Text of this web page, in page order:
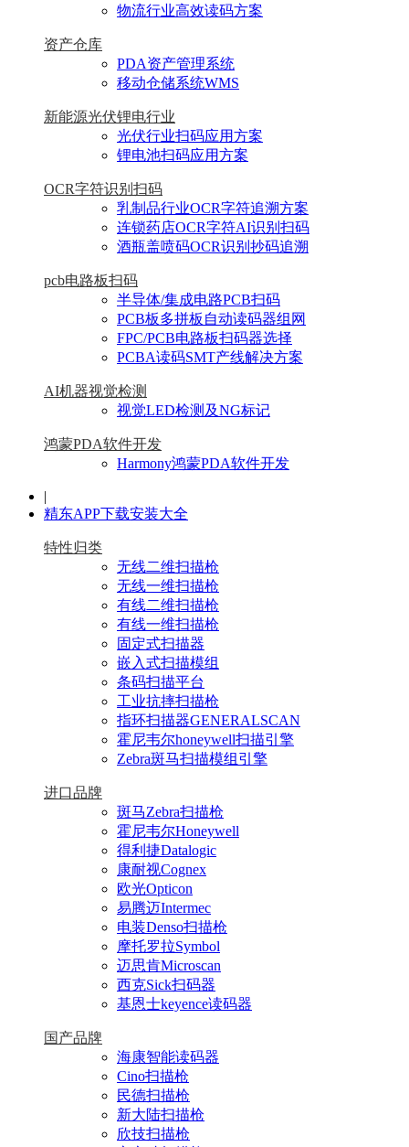
物流行业高效读码方案
资产仓库
PDA资产管理系统
移动仓储系统WMS
新能源光伏锂电行业
光伏行业扫码应用方案
锂电池扫码应用方案
OCR字符识别扫码
乳制品行业OCR字符追溯方案
连锁药店OCR字符AI识别扫码
酒瓶盖喷码OCR识别抄码追溯
pcb电路板扫码
半导体/集成电路PCB扫码
PCB板多拼板自动读码器组网
FPC/PCB电路板扫码器选择
PCBA读码SMT产线解决方案
AI机器视觉检测
视觉LED检测及NG标记
鸿蒙PDA软件开发
Harmony鸿蒙PDA软件开发
|
精东APP下载安装大全
特性归类
无线二维扫描枪
无线一维扫描枪
有线二维扫描枪
有线一维扫描枪
固定式扫描器
嵌入式扫描模组
条码扫描平台
工业抗摔扫描枪
指环扫描器GENERALSCAN
霍尼韦尔honeywell扫描引擎
Zebra斑马扫描模组引擎
进口品牌
斑马Zebra扫描枪
霍尼韦尔Honeywell
得利捷Datalogic
康耐视Cognex
欧光Opticon
易腾迈Intermec
电装Denso扫描枪
摩托罗拉Symbol
迈思肯Microscan
西克Sick扫码器
基恩士keyence读码器
国产品牌
海康智能读码器
Cino扫描枪
民德扫描枪
新大陆扫描枪
欣技扫描枪